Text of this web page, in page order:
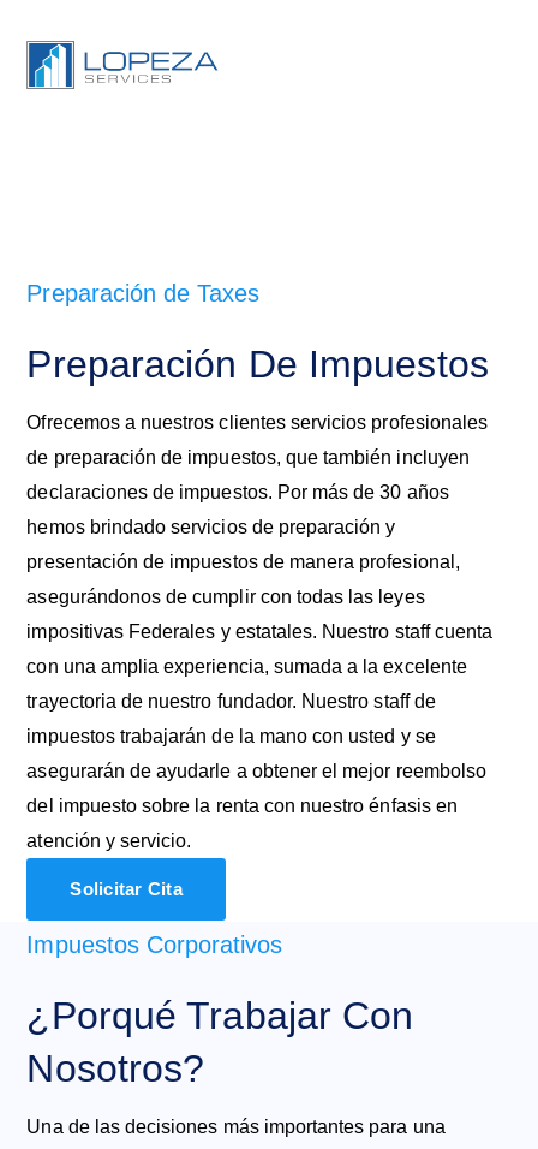
Preparación de Taxes
Preparación De Impuestos
Ofrecemos a nuestros clientes servicios profesionales
de preparación de impuestos, que también incluyen
declaraciones de impuestos. Por más de 30 años
hemos brindado servicios de preparación y
presentación de impuestos de manera profesional,
asegurándonos de cumplir con todas las leyes
impositivas Federales y estatales. Nuestro staff cuenta
con una amplia experiencia, sumada a la excelente
trayectoria de nuestro fundador. Nuestro staff de
impuestos trabajarán de la mano con usted y se
asegurarán de ayudarle a obtener el mejor reembolso
del impuesto sobre la renta con nuestro énfasis en
atención y servicio.
Solicitar Cita
Impuestos Corporativos
¿Porqué Trabajar Con
Nosotros?
Una de las decisiones más importantes para una